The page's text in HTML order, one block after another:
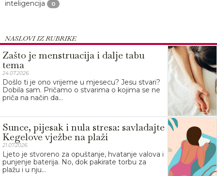
inteligencija
0
NASLOVI IZ RUBRIKE
Zašto je menstruacija i dalje tabu
tema
24.07.2026.
Došlo ti je ono vrijeme u mjesecu? Jesu stvari?
Dobila sam. Pričamo o stvarima o kojima se ne
priča na način da...
Sunce, pijesak i nula stresa: savladajte
Kegelove vježbe na plaži
21.07.2026.
Ljeto je stvoreno za opuštanje, hvatanje valova i
punjenje baterija. No, dok pakirate torbu za
plažu i u nju...